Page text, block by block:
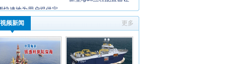
快速地为用户提供定
更多
视频新闻